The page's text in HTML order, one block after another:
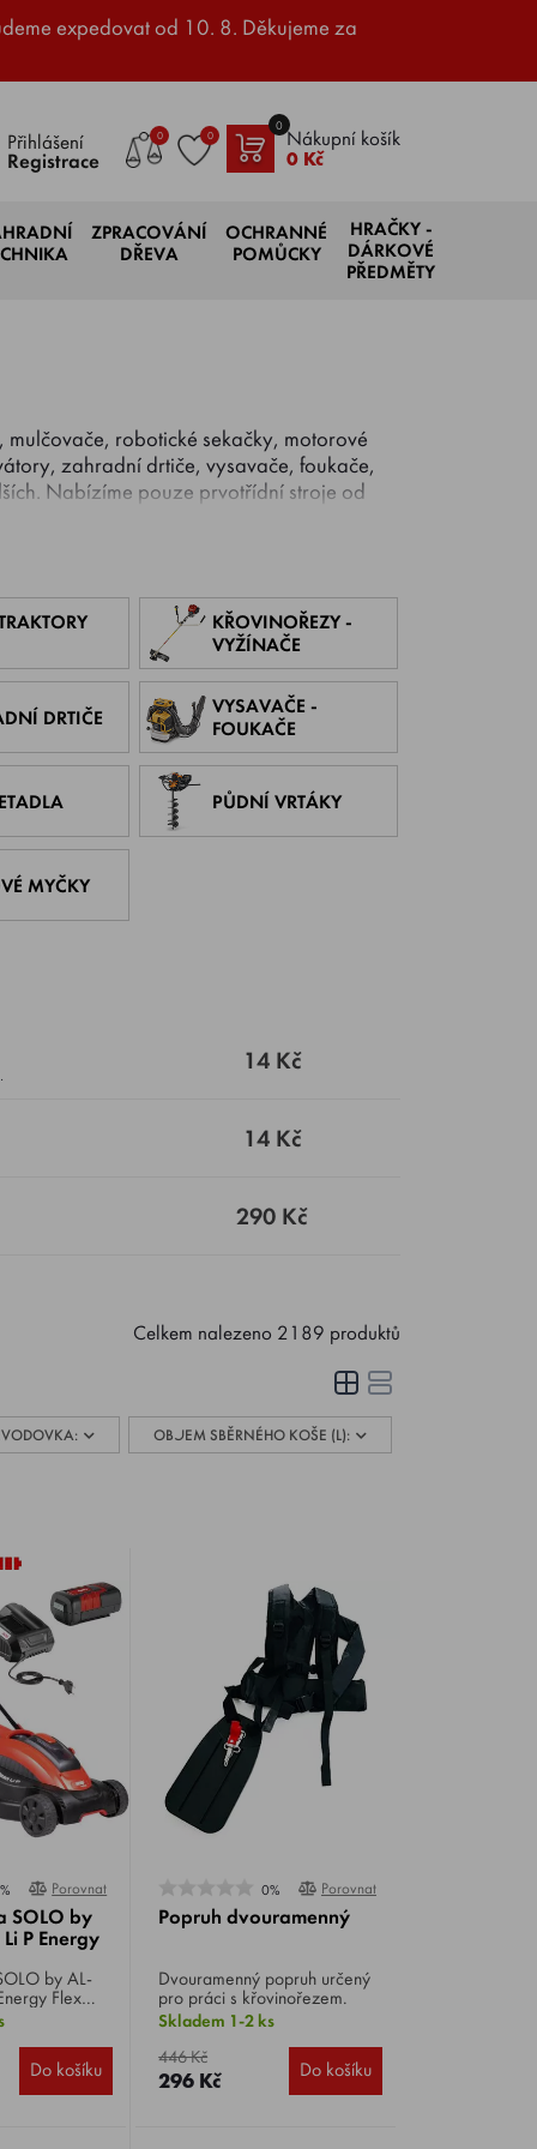
expedovat od 10. 8. Děkujeme za
Přihlášení
Registrace
0 0 Nákupní košík
0 Kč
0
ZPRACOVÁNÍ
DŘEVA
OCHRANNÉ
POMŮCKY
HRAČKY -
DÁRKOVÉ
PŘEDMĚTY
robotické sekačky, motorové
zahradní drtiče, vysavače, foukače,
Nabízíme pouze prvotřídní stroje od
McCulloch, Milwaukee, MTD, NGK,
KŘOVINOŘEZY -
VYŽÍNAČE
DRTIČE
VYSAVAČE -
FOUKAČE
PŮDNÍ VRTÁKY
MYČKY
14 Kč
14 Kč
290 Kč
Celkem nalezeno 2189 produktů
OBJEM SBĚRNÉHO KOŠE (L):
Porovnat
SOLO by
P Energy
Flex
/ 5,0 Ah,
18 kg,
6
Do košíku
0% Porovnat
Popruh dvouramenný
Dvouramenný popruh určený
pro práci s křovinořezem.
Skladem 1-2 ks
446 Kč
296 Kč Do košíku